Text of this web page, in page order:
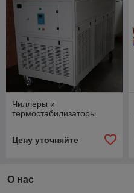
Чиллеры и
термостабилизаторы
Цену уточняйте
О нас